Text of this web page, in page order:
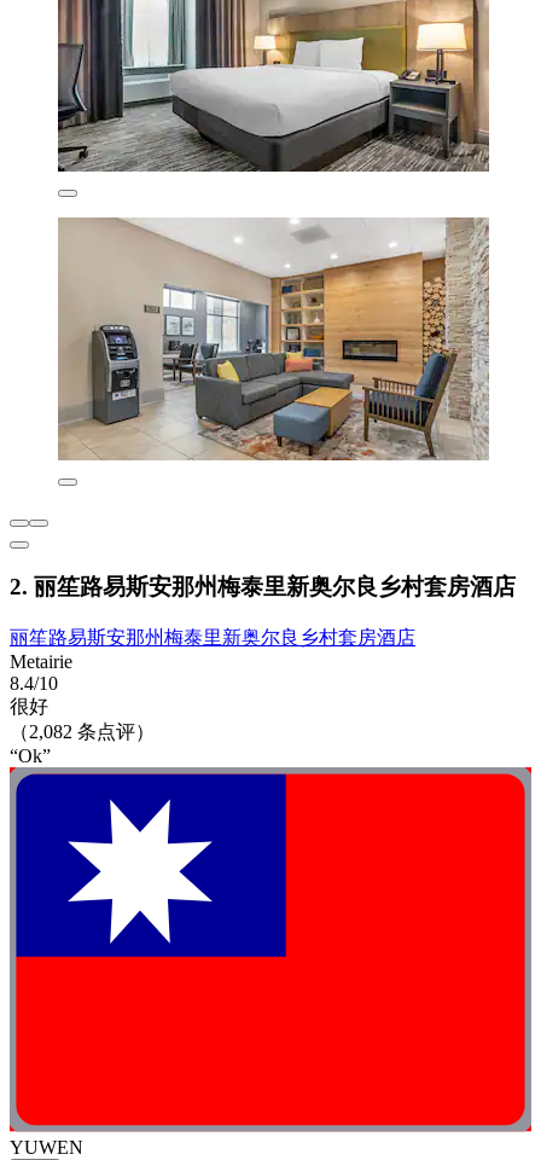
2. 丽笙路易斯安那州梅泰里新奥尔良乡村套房酒店
丽笙路易斯安那州梅泰里新奥尔良乡村套房酒店
Metairie
8.4/10
很好
（2,082 条点评）
“Ok”
YUWEN